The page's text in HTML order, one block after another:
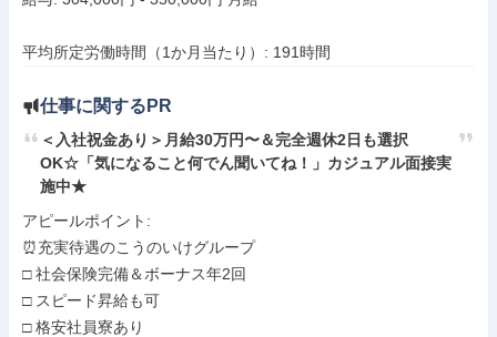
平均所定労働時間（1か月当たり）: 191時間
仕事に関するPR
＜入社祝金あり＞月給30万円〜＆完全週休2日も選択
OK☆「気になること何でん聞いてね！」カジュアル面接実
施中★
アピールポイント:
⏰充実待遇のこうのいけグループ
□ 社会保険完備＆ボーナス年2回
□ スピード昇給も可
□ 格安社員寮あり